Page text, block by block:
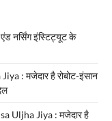
नर्सिंग इंस्टिट्यूट के
: मजेदार है रोबोट-इंसान
Uljha Jiya : मजेदार है